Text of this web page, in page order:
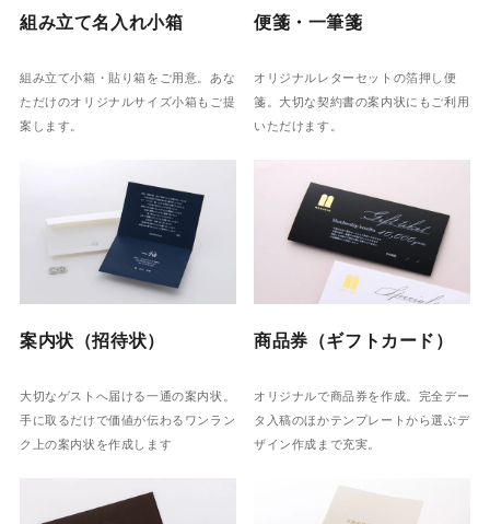
組み立て名入れ小箱
組み立て小箱・貼り箱をご用意。あな
ただけのオリジナルサイズ小箱もご提
案します。
便箋・一筆箋
オリジナルレターセットの箔押し便
箋。大切な契約書の案内状にもご利用
いただけます。
案内状（招待状）
大切なゲストへ届ける一通の案内状。
手に取るだけで価値が伝わるワンラン
ク上の案内状を作成します
商品券（ギフトカード）
オリジナルで商品券を作成。完全デー
タ入稿のほかテンプレートから選ぶデ
ザイン作成まで充実。